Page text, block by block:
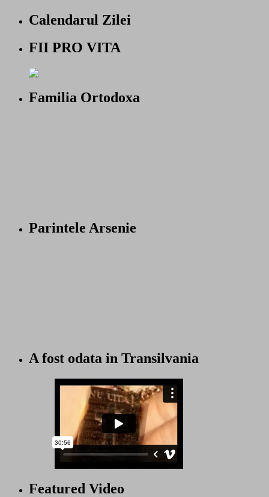
Calendarul Zilei
FII PRO VITA
Familia Ortodoxa
Parintele Arsenie
A fost odata in Transilvania
Featured Video